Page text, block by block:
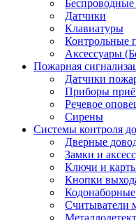
Датчики
Клавиатуры
Контрольные
Аксессуары
Пожарная
Датчики
Приборы
Речевое
Сирены
Системы контроля
Дверные
Замки и
Ключи и
Кнопки
Считыватели